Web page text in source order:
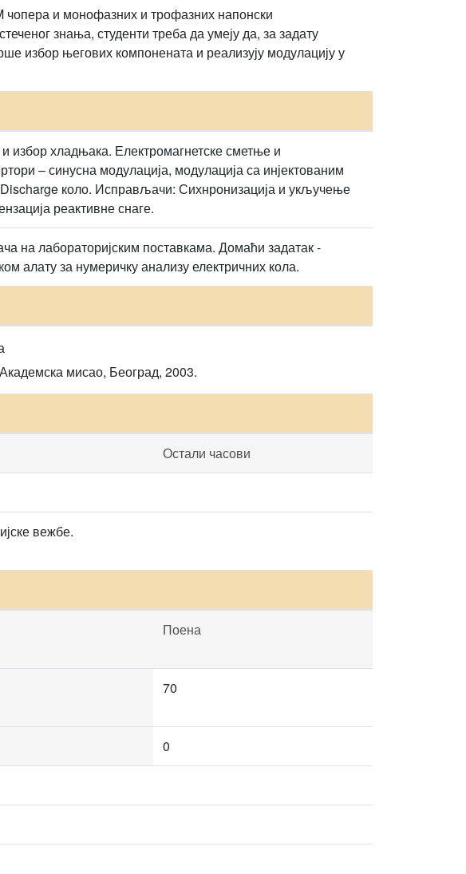
и монофазних и трофазних напонски
знања, студенти треба да умеју да, за задату
избор његових компонената и реализују модулацију у
избор хладњака. Електромагнетске сметње и
– синусна модулација, модулација са инјектованим
коло. Исправљачи: Сихнронизација и укључење
реактивне снаге.
на лабораторијским поставкама. Домаћи задатак -
алату за нумеричку анализу електричних кола.
мисао, Београд, 2003.
Остали часови
вежбе.
Поена
70
0